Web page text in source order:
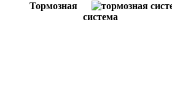
Тормозная
система